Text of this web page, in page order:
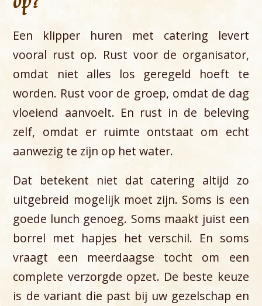
Een klipper huren met catering levert
vooral rust op. Rust voor de organisator,
omdat niet alles los geregeld hoeft te
worden. Rust voor de groep, omdat de dag
vloeiend aanvoelt. En rust in de beleving
zelf, omdat er ruimte ontstaat om echt
aanwezig te zijn op het water.
Dat betekent niet dat catering altijd zo
uitgebreid mogelijk moet zijn. Soms is een
goede lunch genoeg. Soms maakt juist een
borrel met hapjes het verschil. En soms
vraagt een meerdaagse tocht om een
complete verzorgde opzet. De beste keuze
is de variant die past bij uw gezelschap en